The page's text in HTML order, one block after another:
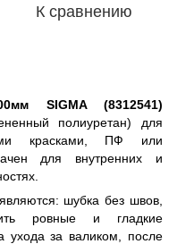
К сравнению
SIGMA (8312541)
полиуретан) для
красками, ПФ или
для внутренних и
шубка без швов,
ровные и гладкие
ухода за валиком, после